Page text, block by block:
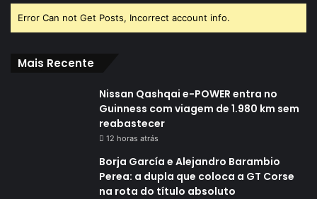
Error Can not Get Posts, Incorrect account info.
Mais Recente
Nissan Qashqai e-POWER entra no
Guinness com viagem de 1.980 km sem
reabastecer
12 horas atrás
Borja García e Alejandro Barambio
Perea: a dupla que coloca a GT Corse
na rota do título absoluto